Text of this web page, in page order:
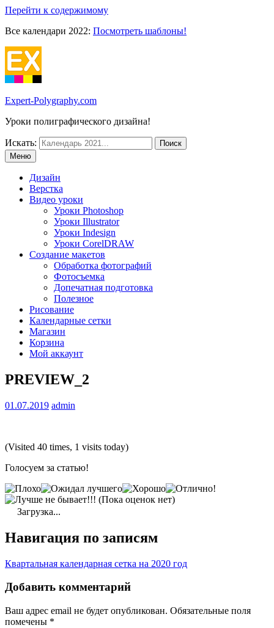
Перейти к содержимому
Все календари 2022: Посмотреть шаблоны!
Expert-Polygraphy.com
Уроки полиграфического дизайна!
Искать:
Меню
Дизайн
Верстка
Видео уроки
Уроки Photoshop
Уроки Illustrator
Уроки Indesign
Уроки CorelDRAW
Создание макетов
Обработка фотографий
Фотосъемка
Допечатная подготовка
Полезное
Рисование
Календарные сетки
Магазин
Корзина
Мой аккаунт
PREVIEW_2
01.07.2019 admin
(Visited 40 times, 1 visits today)
Голосуем за статью!
(Пока оценок нет)
Загрузка...
Навигация по записям
Квартальная календарная сетка на 2020 год
Добавить комментарий
Ваш адрес email не будет опубликован. Обязательные поля
помечены *